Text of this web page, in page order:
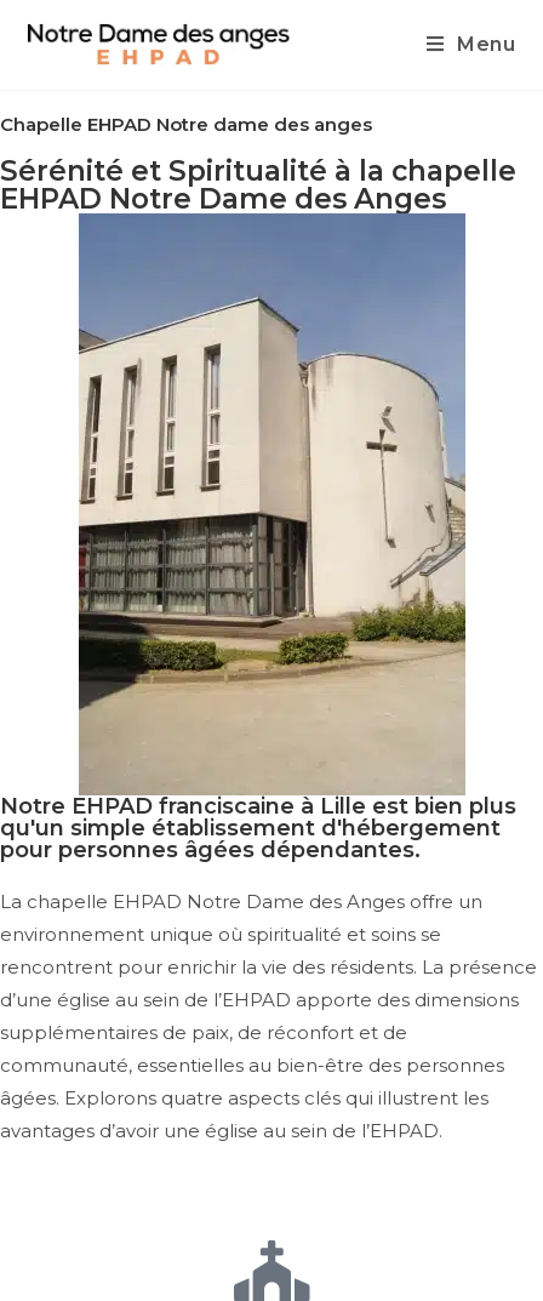
Menu
Chapelle EHPAD Notre dame des anges
Sérénité et Spiritualité à la chapelle
EHPAD Notre Dame des Anges
Notre EHPAD franciscaine à Lille est bien plus
qu'un simple établissement d'hébergement
pour personnes âgées dépendantes.
La chapelle EHPAD Notre Dame des Anges offre un
environnement unique où spiritualité et soins se
rencontrent pour enrichir la vie des résidents. La présence
d’une église au sein de l’EHPAD apporte des dimensions
supplémentaires de paix, de réconfort et de
communauté, essentielles au bien-être des personnes
âgées. Explorons quatre aspects clés qui illustrent les
avantages d’avoir une église au sein de l’EHPAD.